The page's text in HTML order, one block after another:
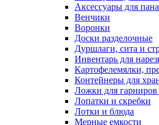
Аксессуары для
Венчики
Воронки
Доски разделочные
Дуршлаги, сита и
Инвентарь для
Картофелемялки,
Контейнеры для
Ложки для гарниров
Лопатки и скребки
Лотки и блюда
Мерные емкости